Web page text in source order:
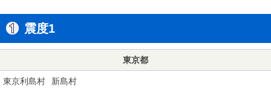
震度1
東京都
東京利島村 新島村